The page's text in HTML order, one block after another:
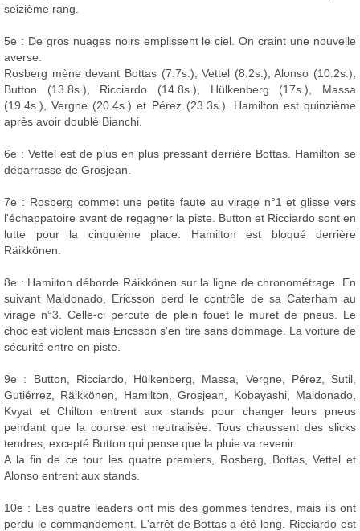
seizième rang.
5e : De gros nuages noirs emplissent le ciel. On craint une nouvelle
averse.
Rosberg mène devant Bottas (7.7s.), Vettel (8.2s.), Alonso (10.2s.),
Button (13.8s.), Ricciardo (14.8s.), Hülkenberg (17s.), Massa
(19.4s.), Vergne (20.4s.) et Pérez (23.3s.). Hamilton est quinzième
après avoir doublé Bianchi.
6e : Vettel est de plus en plus pressant derrière Bottas. Hamilton se
débarrasse de Grosjean.
7e : Rosberg commet une petite faute au virage n°1 et glisse vers
l'échappatoire avant de regagner la piste. Button et Ricciardo sont en
lutte pour la cinquième place. Hamilton est bloqué derrière
Räikkönen.
8e : Hamilton déborde Räikkönen sur la ligne de chronométrage. En
suivant Maldonado, Ericsson perd le contrôle de sa Caterham au
virage n°3. Celle-ci percute de plein fouet le muret de pneus. Le
choc est violent mais Ericsson s'en tire sans dommage. La voiture de
sécurité entre en piste.
9e : Button, Ricciardo, Hülkenberg, Massa, Vergne, Pérez, Sutil,
Gutiérrez, Räikkönen, Hamilton, Grosjean, Kobayashi, Maldonado,
Kvyat et Chilton entrent aux stands pour changer leurs pneus
pendant que la course est neutralisée. Tous chaussent des slicks
tendres, excepté Button qui pense que la pluie va revenir.
A la fin de ce tour les quatre premiers, Rosberg, Bottas, Vettel et
Alonso entrent aux stands.
10e : Les quatre leaders ont mis des gommes tendres, mais ils ont
perdu le commandement. L'arrêt de Bottas a été long. Ricciardo est